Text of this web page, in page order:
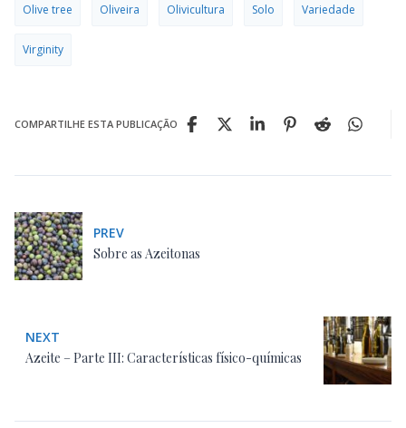
Olive tree Oliveira Olivicultura Solo Variedade
Virginity
COMPARTILHE ESTA PUBLICAÇÃO
PREV
Sobre as Azeitonas
NEXT
Azeite – Parte III: Características físico-químicas